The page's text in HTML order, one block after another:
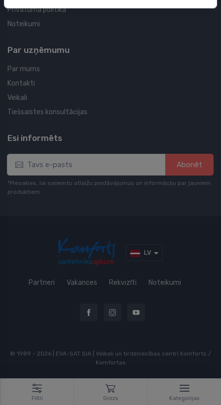
Privātuma politika
Noteikumi
Par uzņēmumu
Par mums
Kontakti
Veikali
Tiešsaistes konsultācijas
Esi informēts
Abonēt
*Piesakies, lai saņemtu atlaižu piedāvājumus un informāciju par jauniem
produktiem
LV
Partneri Vakances Rekvizīti Noteikumi
© 1989 - 2026 | EVA-SAT SIA | Veikali un tirdzniecības centri Komforts /
Komfortas
Filtri Grozs Kategorijas